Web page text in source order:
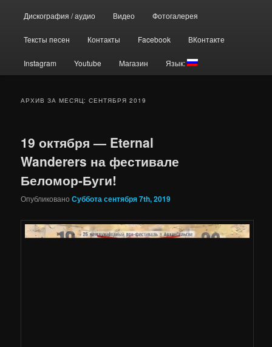
Дискография / аудио Видео Фотогалерея
Тексты песен Контакты Facebook ВКонтакте
Instagram Youtube Магазин Язык:
АРХИВ ЗА МЕСЯЦ:СЕНТЯБРЯ 2019
19 октября — Eternal
Wanderers на фестивале
Беломор-Буги!
ОпубликованоСуббота сентября 7th, 2019